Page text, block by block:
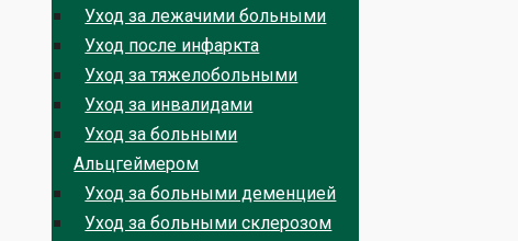
Уход за лежачими больными
Уход после инфаркта
Уход за тяжелобольными
Уход за инвалидами
Уход за больными
Альцгеймером
Уход за больными деменцией
Уход за больными склерозом